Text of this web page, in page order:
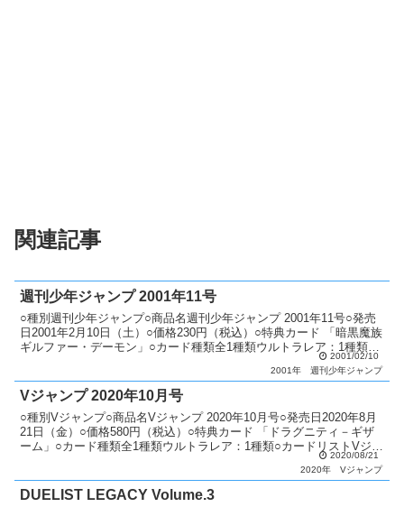
関連記事
週刊少年ジャンプ 2001年11号
○種別週刊少年ジャンプ○商品名週刊少年ジャンプ 2001年11号○発売
日2001年2月10日（土）○価格230円（税込）○特典カード 「暗黒魔族
ギルファー・デーモン」○カード種類全1種類ウルトラレア：1種類○
2001/02/10
2001年
週刊少年ジャンプ
Vジャンプ 2020年10月号
○種別Vジャンプ○商品名Vジャンプ 2020年10月号○発売日2020年8月
21日（金）○価格580円（税込）○特典カード 「ドラグニティ－ギザ
ーム」○カード種類全1種類ウルトラレア：1種類○カードリストVジャ
2020/08/21
2020年
Vジャンプ
DUELIST LEGACY Volume.3